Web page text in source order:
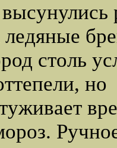
ледяные
столь
но